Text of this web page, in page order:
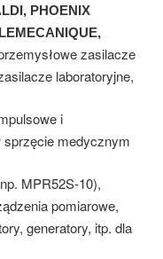
PHOENIX
zasilacze
laboratoryjne,
i
sprzęcie medycznym
MPR52S-10),
pomiarowe,
generatory, itp. dla